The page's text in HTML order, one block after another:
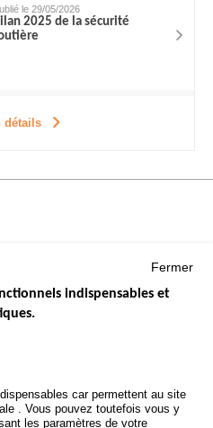
le 29/05/2026
2025 de la sécurité
détails
DES ACCIDENTS DE
Fermer
indispensables et
car permettent au site
. Vous pouvez toutefois vous y
les paramètres de votre